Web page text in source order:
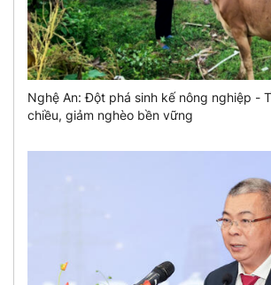
Nghệ An: Đột phá sinh kế nông nghiệp -
chiều, giảm nghèo bền vững